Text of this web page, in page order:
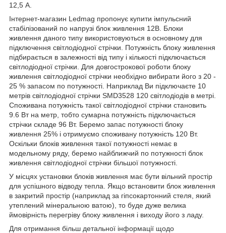
12,5 А.
Інтернет-магазин Ledmag пропонує купити імпульсний
стабілізований по напрузі блок живлення 12В. Блоки
живлення даного типу використовуються в основному для
підключення світлодіодної стрічки. Потужність блоку живлення
підбирається в залежності від типу і кількості підключається
світлодіодної стрічки. Для довгострокової роботи блоку
живлення світлодіодної стрічки необхідно вибирати його з 20 -
25 % запасом по потужності. Наприклад Ви підключаєте 10
метрів світлодіодної стрічки SMD3528 120 світлодіодів в метрі.
Споживана потужність такої світлодіодної стрічки становить
9.6 Вт на метр, тобто сумарна потужність підключається
стрічки складе 96 Вт. Беремо запас потужності блоку
живлення 25% і отримуємо споживану потужність 120 Вт.
Оскільки блоків живлення такої потужності немає в
модельному ряду, беремо найближчий по потужності блок
живлення світлодіодної стрічки більшої потужності.
У місцях установки блоків живлення має бути вільний простір
для успішного відводу тепла. Якщо встановити блок живлення
в закритий простір (наприклад за гіпсокартонний стеля, який
утеплений мінеральною ватою), то буде дуже велика
ймовірність перегріву блоку живлення і виходу його з ладу.
Для отримання більш детальної інформації щодо